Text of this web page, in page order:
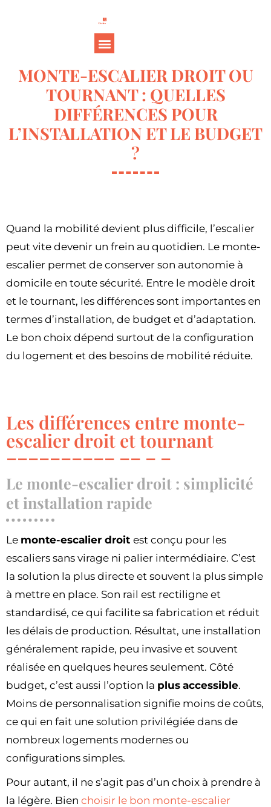
MONTE-ESCALIER DROIT OU
TOURNANT : QUELLES
DIFFÉRENCES POUR
L’INSTALLATION ET LE BUDGET
?
Quand la mobilité devient plus difficile, l’escalier
peut vite devenir un frein au quotidien. Le monte-
escalier permet de conserver son autonomie à
domicile en toute sécurité. Entre le modèle droit
et le tournant, les différences sont importantes en
termes d’installation, de budget et d’adaptation.
Le bon choix dépend surtout de la configuration
du logement et des besoins de mobilité réduite.
Les différences entre monte-
escalier droit et tournant
Le monte-escalier droit : simplicité
et installation rapide
Le monte-escalier droit est conçu pour les
escaliers sans virage ni palier intermédiaire. C’est
la solution la plus directe et souvent la plus simple
à mettre en place. Son rail est rectiligne et
standardisé, ce qui facilite sa fabrication et réduit
les délais de production. Résultat, une installation
généralement rapide, peu invasive et souvent
réalisée en quelques heures seulement. Côté
budget, c’est aussi l’option la plus accessible.
Moins de personnalisation signifie moins de coûts,
ce qui en fait une solution privilégiée dans de
nombreux logements modernes ou
configurations simples.
Pour autant, il ne s’agit pas d’un choix à prendre à
la légère. Bien choisir le bon monte-escalier